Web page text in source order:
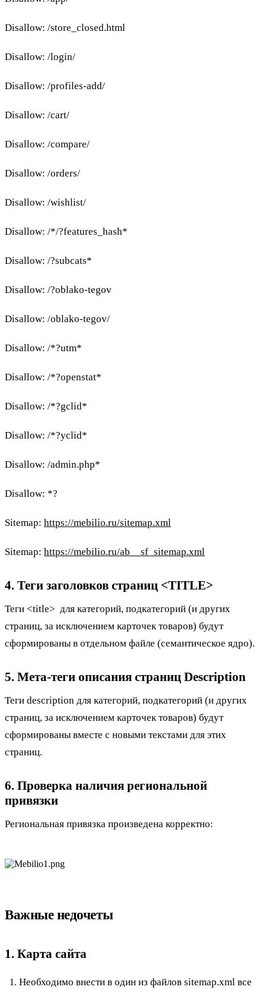
Disallow: /store_closed.html
Disallow: /login/
Disallow: /profiles-add/
Disallow: /cart/
Disallow: /compare/
Disallow: /orders/
Disallow: /wishlist/
Disallow: /*/?features_hash*
Disallow: /?subcats*
Disallow: /?oblako-tegov
Disallow: /oblako-tegov/
Disallow: /*?utm*
Disallow: /*?openstat*
Disallow: /*?gclid*
Disallow: /*?yclid*
Disallow: /admin.php*
Disallow: *?
Sitemap: https://mebilio.ru/sitemap.xml
Sitemap: https://mebilio.ru/ab__sf_sitemap.xml
4. Теги заголовков страниц <TITLE>
Теги <title> для категорий, подкатегорий (и других
страниц, за исключением карточек товаров) будут
сформированы в отдельном файле (семантическое ядро).
5. Мета-теги описания страниц Description
Теги description для категорий, подкатегорий (и других
страниц, за исключением карточек товаров) будут
сформированы вместе с новыми текстами для этих
страниц.
6. Проверка наличия региональной
привязки
Региональная привязка произведена корректно:
Важные недочеты
1. Карта сайта
Необходимо внести в один из файлов sitemap.xml все